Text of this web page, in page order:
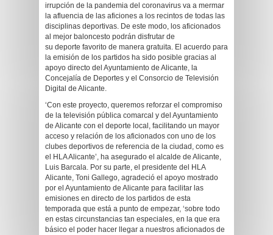
irrupción de la pandemia del coronavirus va a mermar
la afluencia de las aficiones a los recintos de todas las
disciplinas deportivas. De este modo, los aficionados
al mejor baloncesto podrán disfrutar de
su deporte favorito de manera gratuita. El acuerdo para
la emisión de los partidos ha sido posible gracias al
apoyo directo del Ayuntamiento de Alicante, la
Concejalía de Deportes y el Consorcio de Televisión
Digital de Alicante.
‘Con este proyecto, queremos reforzar el compromiso
de la televisión pública comarcal y del Ayuntamiento
de Alicante con el deporte local, facilitando un mayor
acceso y relación de los aficionados con uno de los
clubes deportivos de referencia de la ciudad, como es
el HLA Alicante’, ha asegurado el alcalde de Alicante,
Luis Barcala. Por su parte, el presidente del HLA
Alicante, Toni Gallego, agradeció el apoyo mostrado
por el Ayuntamiento de Alicante para facilitar las
emisiones en directo de los partidos de esta
temporada que está a punto de empezar, ‘sobre todo
en estas circunstancias tan especiales, en la que era
básico el poder hacer llegar a nuestros aficionados de